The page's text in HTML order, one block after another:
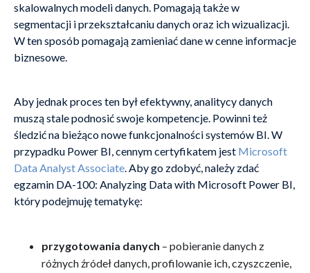
skalowalnych modeli danych. Pomagają także w
segmentacji i przekształcaniu danych oraz ich wizualizacji.
W ten sposób pomagają zamieniać dane w cenne informacje
biznesowe.
Aby jednak proces ten był efektywny, analitycy danych
muszą stale podnosić swoje kompetencje. Powinni też
śledzić na bieżąco nowe funkcjonalności systemów BI. W
przypadku Power BI, cennym certyfikatem jest Microsoft
Data Analyst Associate. Aby go zdobyć, należy zdać
egzamin DA-100: Analyzing Data with Microsoft Power BI,
który podejmuję tematykę:
przygotowania danych – pobieranie danych z
różnych źródeł danych, profilowanie ich, czyszczenie,